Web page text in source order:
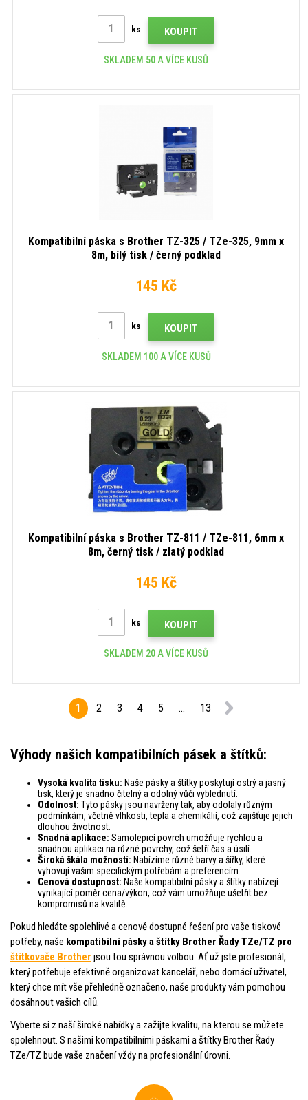
ks KOUPIT
SKLADEM 50 A VÍCE KUSŮ
Kompatibilní páska s Brother TZ-325 / TZe-325, 9mm x
8m, bílý tisk / černý podklad
145 Kč
ks KOUPIT
SKLADEM 100 A VÍCE KUSŮ
Kompatibilní páska s Brother TZ-811 / TZe-811, 6mm x
8m, černý tisk / zlatý podklad
145 Kč
ks KOUPIT
SKLADEM 20 A VÍCE KUSŮ
1 2 3 4 5 ... 13
Výhody našich kompatibilních pásek a štítků:
Vysoká kvalita tisku: Naše pásky a štítky poskytují ostrý a jasný
tisk, který je snadno čitelný a odolný vůči vyblednutí.
Odolnost: Tyto pásky jsou navrženy tak, aby odolaly různým
podmínkám, včetně vlhkosti, tepla a chemikálií, což zajišťuje jejich
dlouhou životnost.
Snadná aplikace: Samolepicí povrch umožňuje rychlou a
snadnou aplikaci na různé povrchy, což šetří čas a úsilí.
Široká škála možností: Nabízíme různé barvy a šířky, které
vyhovují vašim specifickým potřebám a preferencím.
Cenová dostupnost: Naše kompatibilní pásky a štítky nabízejí
vynikající poměr cena/výkon, což vám umožňuje ušetřit bez
kompromisů na kvalitě.
Pokud hledáte spolehlivé a cenově dostupné řešení pro vaše tiskové
potřeby, naše kompatibilní pásky a štítky Brother Řady TZe/TZ pro
štítkovače Brother jsou tou správnou volbou. Ať už jste profesionál,
který potřebuje efektivně organizovat kancelář, nebo domácí uživatel,
který chce mít vše přehledně označeno, naše produkty vám pomohou
dosáhnout vašich cílů.
Vyberte si z naší široké nabídky a zažijte kvalitu, na kterou se můžete
spolehnout. S našimi kompatibilními páskami a štítky Brother Řady
TZe/TZ bude vaše značení vždy na profesionální úrovni.